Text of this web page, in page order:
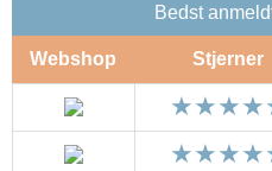
Bedst
Webshop Stjerner